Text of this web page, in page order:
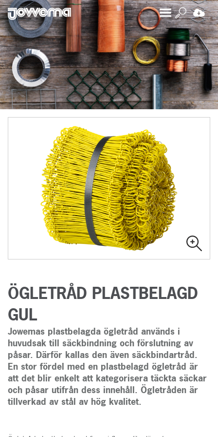
ÖGLETRÅD PLASTBELAGD
GUL
Jowemas plastbelagda ögletråd används i
huvudsak till säckbindning och förslutning av
påsar. Därför kallas den även säckbindartråd.
En stor fördel med en plastbelagd ögletråd är
att det blir enkelt att kategorisera täckta säckar
och påsar utifrån dess innehåll. Ögletråden är
tillverkad av stål av hög kvalitet.